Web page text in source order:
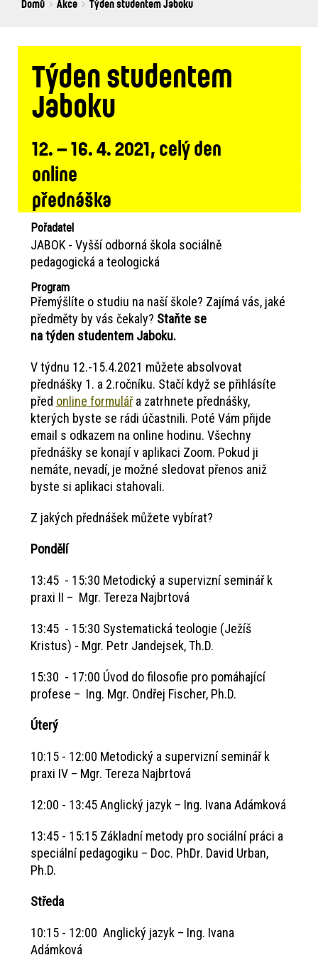
Breadcrumbs
You
Domů Akce Týden studentem Jaboku
Týden studentem
Jaboku
12. – 16. 4. 2021, celý den
online
přednáška
Pořadatel
JABOK - Vyšší odborná škola sociálně
pedagogická a teologická
Program
Přemýšlíte o studiu na naší škole? Zajímá vás, jaké
předměty by vás čekaly? Staňte se
na týden studentem Jaboku.
V týdnu 12.-15.4.2021 můžete absolvovat
přednášky 1. a 2.ročníku. Stačí když se přihlásíte
před online formulářa zatrhnete přednášky,
kterých byste se rádi účastnili. Poté Vám přijde
email s odkazem na online hodinu. Všechny
přednášky se konají v aplikaci Zoom. Pokud ji
nemáte, nevadí, je možné sledovat přenos aniž
byste si aplikaci stahovali.
Z jakých přednášek můžete vybírat?
Pondělí
13:45 - 15:30 Metodický a supervizní seminář k
praxi II – Mgr. Tereza Najbrtová
13:45 - 15:30 Systematická teologie (Ježíš
Kristus) - Mgr. Petr Jandejsek, Th.D.
15:30 - 17:00 Úvod do filosofie pro pomáhající
profese – Ing. Mgr. Ondřej Fischer, Ph.D.
Úterý
10:15 - 12:00 Metodický a supervizní seminář k
praxi IV – Mgr. Tereza Najbrtová
12:00 - 13:45 Anglický jazyk – Ing. Ivana Adámková
13:45 - 15:15 Základní metody pro sociální práci a
speciální pedagogiku – Doc. PhDr. David Urban,
Ph.D.
Středa
10:15 - 12:00 Anglický jazyk – Ing. Ivana
Adámková